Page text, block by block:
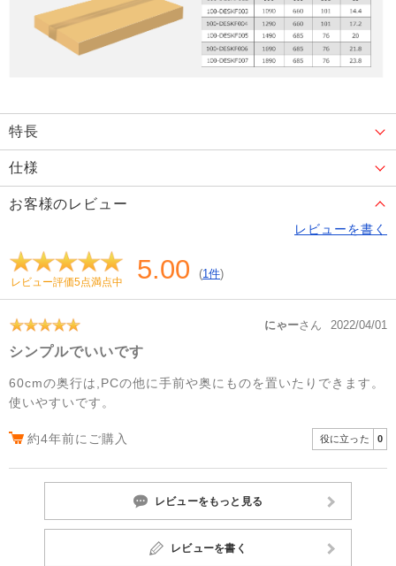
特長
仕様
お客様のレビュー
レビューを書く
レビュー評価5点満点中 5.00 (1件)
にゃーさん 2022/04/01
シンプルでいいです
60cmの奥行は,PCの他に手前や奥にものを置いたりできます。
使いやすいです。
約4年前にご購入 役に立った 0
レビューをもっと見る
レビューを書く